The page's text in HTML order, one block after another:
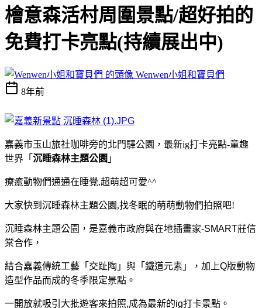
檜意森活村周圍景點/超好拍的
免費打卡亮點(持續展出中)
Wenwen小姐和寶貝們
8年前
嘉義市玉山旅社咖啡旁的北門驛公園，最新ig打卡亮點-童趣
世界「 沉睡森林主題公園 」
療癒動物們通通在睡覺,超萌超可愛^^
大家快到沉睡森林主題公園,找冬眠的萌萌動物們拍照吧!
沉睡森林主題公園，是嘉義市政府與在地插畫家-SMART莊信
棠合作，
結合嘉義傳統工藝「交趾陶」與「鐵道元素」，加上Q版動物
造型作品而成的冬季限定景點。
一開放就吸引大批遊客來拍照,成為最新的ig打卡景點。